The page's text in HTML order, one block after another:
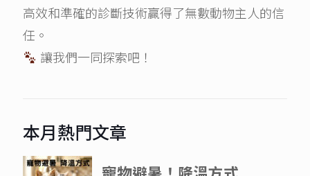
高效和準確的診斷技術贏得了無數動物主人的信
任。
讓我們一同探索吧！
本月熱門文章